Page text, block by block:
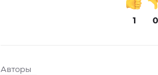
1 0
Авторы